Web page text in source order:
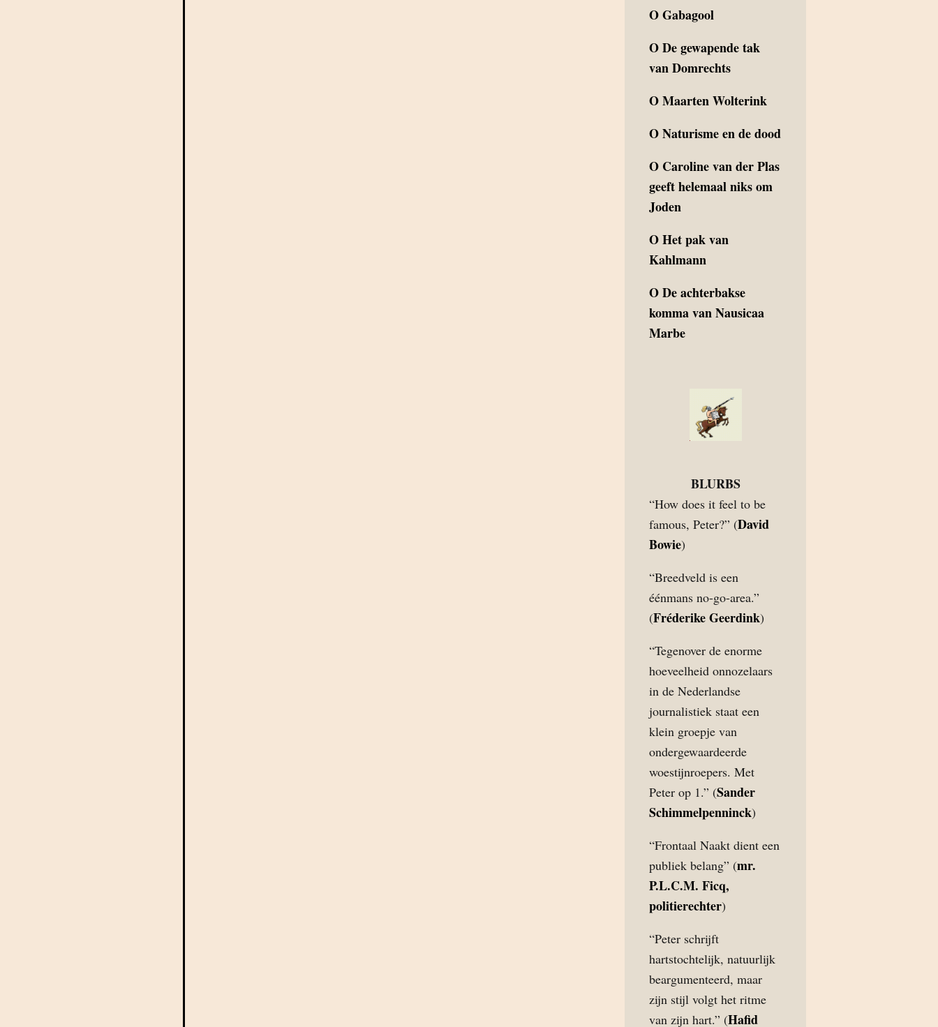
OGabagool
ODe gewapende tak
van Domrechts
OMaarten Wolterink
ONaturisme en de dood
O Caroline van der Plas
geeft helemaal niks om
Joden
OHet pak van
Kahlmann
ODe achterbakse
komma van Nausicaa
Marbe
BLURBS
“How does it feel to be
famous, Peter?” (David
Bowie)
“Breedveld is een
éénmans no-go-area.”
(Fréderike Geerdink)
“Tegenover de enorme
hoeveelheid onnozelaars
in de Nederlandse
journalistiek staat een
klein groepje van
ondergewaardeerde
woestijnroepers. Met
Peter op 1.” (Sander
Schimmelpenninck)
“Frontaal Naakt dient een
publiek belang” (mr.
P.L.C.M. Ficq,
politierechter)
“Peter schrijft
hartstochtelijk, natuurlijk
beargumenteerd, maar
zijn stijl volgt het ritme
van zijn hart.” (Hafid